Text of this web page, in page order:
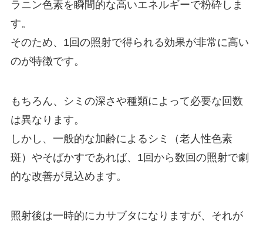
ラニン色素を瞬間的な高いエネルギーで粉砕しま
す。
そのため、1回の照射で得られる効果が非常に高い
のが特徴です。
もちろん、シミの深さや種類によって必要な回数
は異なります。
しかし、一般的な加齢によるシミ（老人性色素
斑）やそばかすであれば、1回から数回の照射で劇
的な改善が見込めます。
照射後は一時的にカサブタになりますが、それが